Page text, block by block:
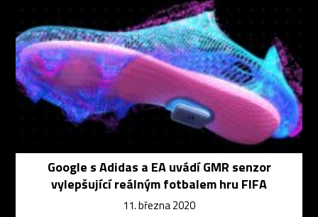
Google s Adidas a EA uvádí GMR senzor
vylepšující reálným fotbalem hru FIFA
11. března 2020